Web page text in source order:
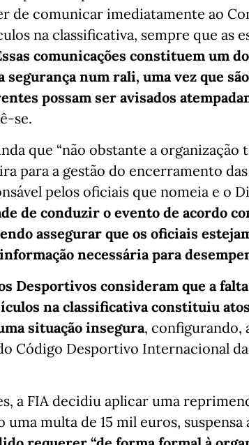
de comunicar imediatamente ao
na classificativa, sempre que as
comunicações constituem um
segurança num rali, uma vez que
possam ser avisados
se.
que “não obstante a
para a gestão do encerramento
pelos oficiais que nomeia e o
de conduzir o evento de acordo
assegurar que os oficiais
necessária para
Desportivos consideram que a
na classificativa constituiu
situação insegura, configurando,
Código Desportivo Internacional
a FIA decidiu aplicar uma
uma multa de 15 mil euros, suspensa